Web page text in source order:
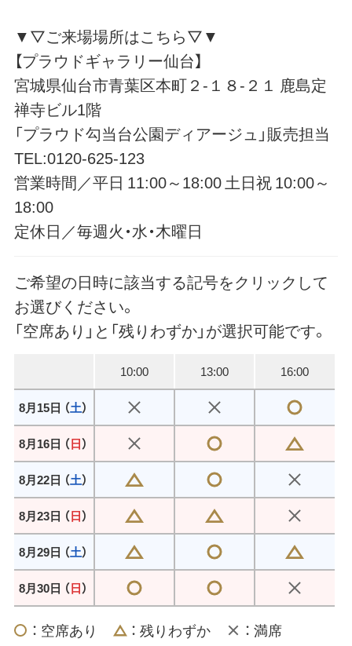
▼▽ご来場場所はこちら▽▼
【プラウドギャラリー仙台】
宮城県仙台市青葉区本町２-１８-２１ 鹿島定
禅寺ビル1階
「プラウド勾当台公園ディアージュ」販売担当
TEL:0120-625-123
営業時間／平日 11:00～18:00 土日祝 10:00～
18:00
定休日／毎週火・水・木曜日
ご希望の日時に該当する記号をクリックして
お選びください。
「空席あり」と「残りわずか」が選択可能です。
10:00 13:00
16:00
8月15日 （土）
8月16日 （日）
8月22日 （土）
8月23日 （日）
8月29日 （土）
8月30日 （日）
： 空席あり ： 残りわずか
： 満席